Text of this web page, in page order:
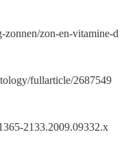
zon-en-vitamine-d
fullarticle/2687549
2133.2009.09332.x